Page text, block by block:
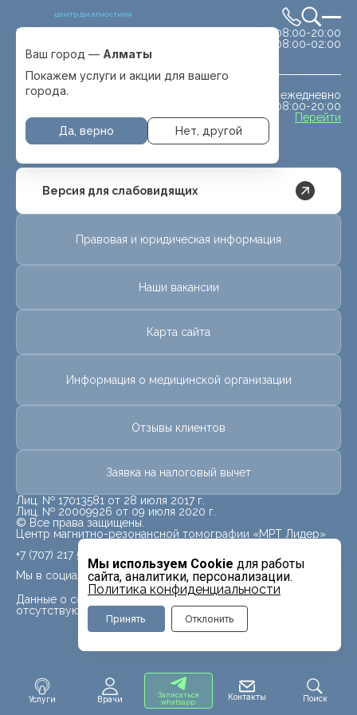
центр диагностики
Выбрать город
с. Отеген батыра
сб-вс 08:00-20:00
08:00-02:00
ежедневно
08:00-20:00
Перейти
Ваш город — Алматы
Покажем услуги и акции для вашего
города.
Да, верно Нет, другой
Услуги Врачи
Записаться
whatsapp
Контакты Поиск
Мы используем Cookie для работы
сайта, аналитики, персонализации.
Политика конфиденциальности
Принять Отклонить
Версия для слабовидящих
Правовая и юридическая информация
Наши вакансии
Карта сайта
Информация о медицинской организации
Отзывы клиентов
Заявка на налоговый вычет
Лиц. № 17013581 от 28 июля 2017 г.
Лиц. № 20009926 от 09 июля 2020 г.
© Все права защищены.
Центр магнитно-резонансной томографии «МРТ Лидер»
Мы в социальных сетях
Данные о социальных сетях для данного филиала
отсутствуют
+7 (707) 217 5840